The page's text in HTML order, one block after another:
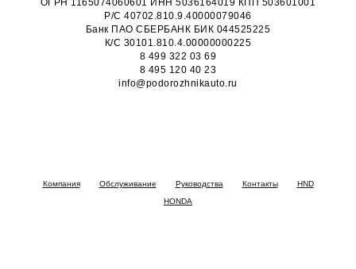
ОГРН 1165074060601 ИНН 5036164019 КПП 503601001
Р/С 40702.810.9.40000079046
Банк ПАО СБЕРБАНК БИК 044525225
К/С 30101.810.4.00000000225
8 499 322 03 69
8 495 120 40 23
info@podorozhnikauto.ru
Компания Обслуживание Руководства Контакты
HND
HONDA